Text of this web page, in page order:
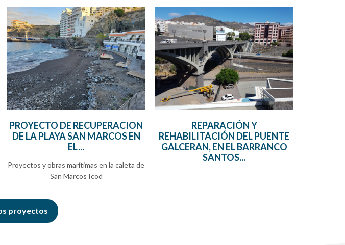
PROYECTO DE RECUPERACION
DE LA PLAYA SAN MARCOS EN
EL...
Proyectos y obras marítimas en la caleta de
San Marcos Icod
REPARACIÓN Y
REHABILITACIÓN DEL PUENTE
GALCERAN, EN EL BARRANCO
SANTOS...
proyectos